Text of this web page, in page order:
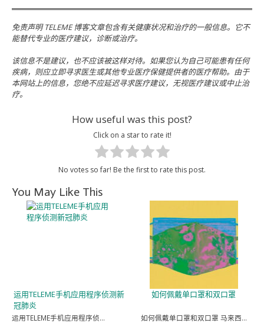
免责声明 TELEME 博客文章包含有关健康状况和治疗的一般信息。它不
能替代专业的医疗建议，诊断或治疗。
该信息不是建议，也不应该被这样对待。如果您认为自己可能患有任何
疾病，则应立即寻求医生或其他专业医疗保健提供者的医疗帮助。由于
本网站上的信息，您绝不应延迟寻求医疗建议，无视医疗建议或中止治
疗。
How useful was this post?
Click on a star to rate it!
No votes so far! Be the first to rate this post.
You May Like This
运用TELEME手机应用程序侦测新
冠肺炎
运用TELEME手机应用程序侦…
如何佩戴单口罩和双口罩
如何佩戴单口罩和双口罩 马来西…